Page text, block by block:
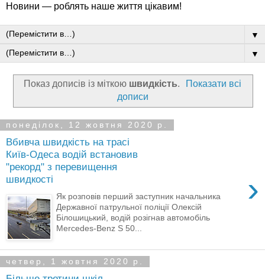
Новини — роблять наше життя цікавим!
▼
▼
Показ дописів із міткою швидкість.
Показати всі
дописи
понеділок, 12 жовтня 2020 р.
Вбивча швидкість на трасі
Київ-Одеса водій встановив
"рекорд" з перевищення
швидкості
›
Як розповів перший заступник начальника
Державної патрульної поліції Олексій
Білошицький, водій розігнав автомобіль
Mercedes-Benz S 50...
четвер, 1 жовтня 2020 р.